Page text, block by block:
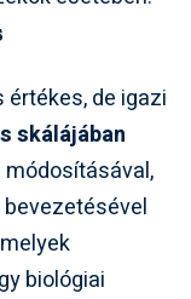
de igazi
skálájában
biológiai